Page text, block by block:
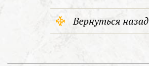
Вернуться назад